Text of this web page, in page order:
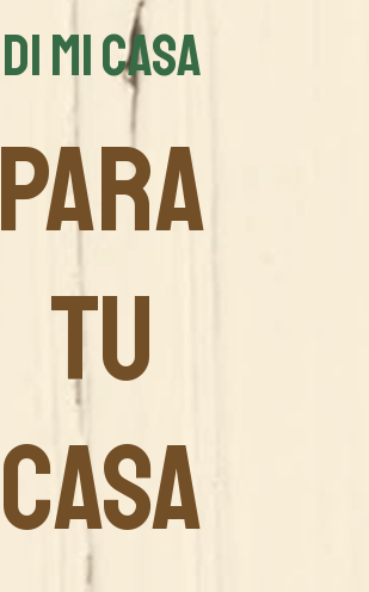
DI MI CASA
PARA
TU
CASA